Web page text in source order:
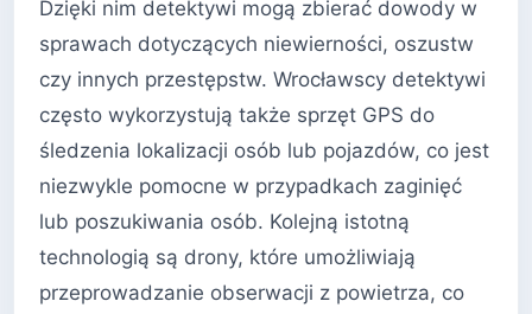
Dzięki nim detektywi mogą zbierać dowody w
sprawach dotyczących niewierności, oszustw
czy innych przestępstw. Wrocławscy detektywi
często wykorzystują także sprzęt GPS do
śledzenia lokalizacji osób lub pojazdów, co jest
niezwykle pomocne w przypadkach zaginięć
lub poszukiwania osób. Kolejną istotną
technologią są drony, które umożliwiają
przeprowadzanie obserwacji z powietrza, co